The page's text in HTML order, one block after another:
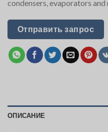
condensers, evaporators
Отправить запрос
ОПИСАНИЕ